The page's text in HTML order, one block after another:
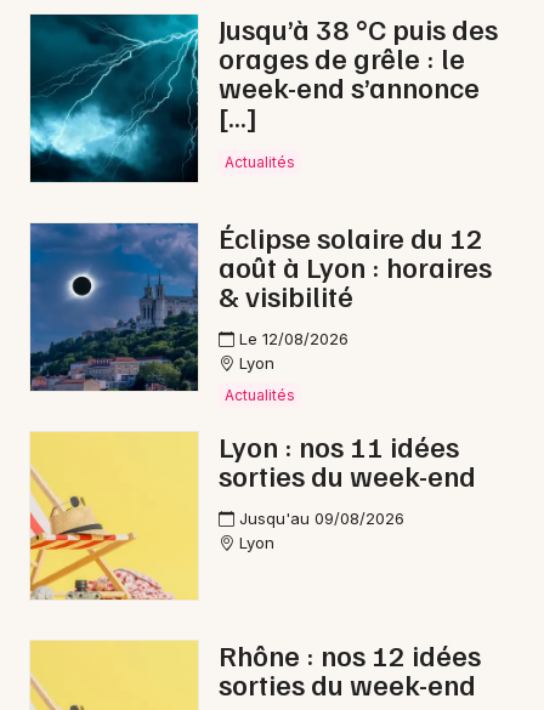
Jusqu’à 38 °C puis des
orages de grêle : le
week-end s’annonce
[…]
Actualités
Éclipse solaire du 12
août à Lyon : horaires
& visibilité
Le 12/08/2026
Lyon
Actualités
Lyon : nos 11 idées
sorties du week-end
Jusqu'au 09/08/2026
Lyon
Rhône : nos 12 idées
sorties du week-end